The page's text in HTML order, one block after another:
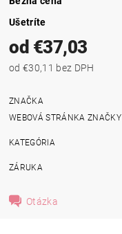
Ušetríte
od €37,03
od €30,11 bez DPH
ZNAČKA
WEBOVÁ STRÁNKA ZNAČKY
KATEGÓRIA
ZÁRUKA
Otázka